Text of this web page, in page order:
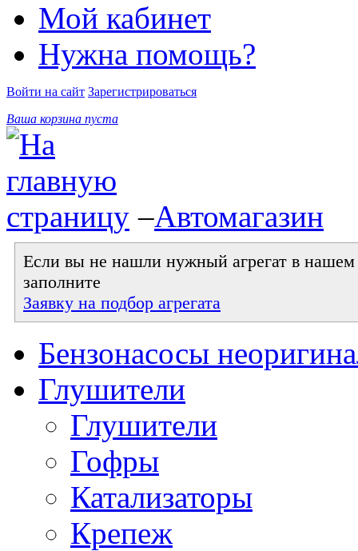
Мой кабинет
Нужна помощь?
Войти на сайт Зарегистрироваться
Ваша корзина пуста
–Автомагазин
Если вы не нашли нужный агрегат в нашем
заполните
Заявку на подбор агрегата
Бензонасосы
Глушители
Глушители
Гофры
Катализаторы
Крепеж